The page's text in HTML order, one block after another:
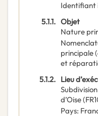
Identifiant
5.1.1. Objet
Nature
principale(
et
5.1.2. Lieu
d’Oise(
Pays: